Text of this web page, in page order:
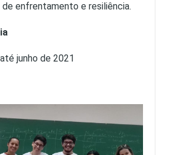
enfrentamento e resiliência.
junho de 2021